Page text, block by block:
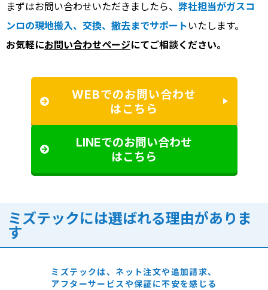
まずはお問い合わせいただきましたら、 弊社担当がガスコ
ンロの現地搬入、交換、撤去までサポート いたします。
お気軽にお問い合わせページにてご相談ください。
WEBでのお問い合わせ
はこちら
LINEでのお問い合わせ
はこちら
ミズテックには選ばれる理由がありま
す
ミズテックは、ネット注文や追加請求、
アフターサービスや保証に不安を感じる